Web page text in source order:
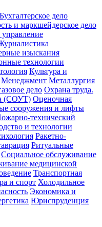
Бухгалтерское дело
и маркшейдерское дело
изыскания
технологии
Культура и
Менеджмент Металлургия
дело Охрана труда.
(СОУТ) Оценочная
сооружения и лифты
технический
и технологии
Ракетно-
Ритуальные
Социальное обслуживание
медицинской
Транспортная
и спорт Холодильное
Экономика и
Юриспруденция